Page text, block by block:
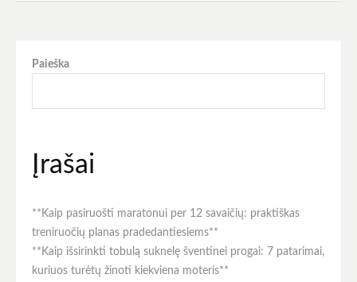
Paieška
Įrašai
**Kaip pasiruošti maratonui per 12 savaičių: praktiškas
treniruočių planas pradedantiesiems**
**Kaip išsirinkti tobulą suknelę šventinei progai: 7 patarimai,
kuriuos turėtų žinoti kiekviena moteris**